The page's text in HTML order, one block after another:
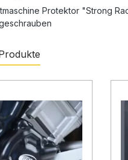
Protektor "Strong